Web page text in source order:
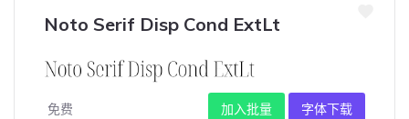
Noto Serif Disp Cond ExtLt
免费 加入批量 字体下载